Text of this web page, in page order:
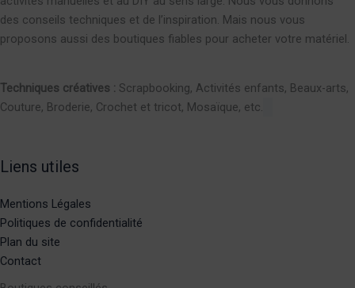
des conseils techniques et de l’inspiration. Mais nous vous
proposons aussi des boutiques fiables pour acheter votre matériel.
Techniques créatives : Scrapbooking, Activités enfants, Beaux-arts,
Couture, Broderie, Crochet et tricot, Mosaïque, etc.
Liens utiles
Mentions Légales
Politiques de confidentialité
Plan du site
Contact